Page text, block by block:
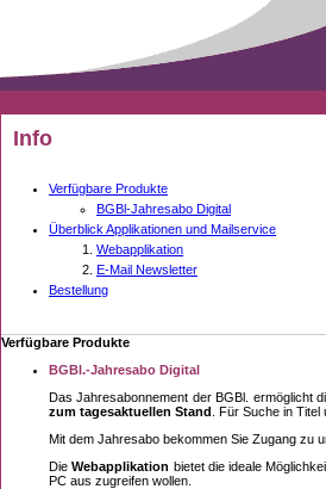
Info
Verfügbare Produkte
BGBl-Jahresabo Digital
Überblick Applikationen und Mailservice
Webapplikation
E-Mail Newsletter
Bestellung
Verfügbare Produkte
BGBl.-Jahresabo Digital
Das Jahresabonnement der BGBl. ermöglicht
zum tagesaktuellen Stand . Für Suche in
Mit dem Jahresabo bekommen Sie Zugang zu
DieWebapplikation bietet die ideale
PC aus zugreifen wollen.